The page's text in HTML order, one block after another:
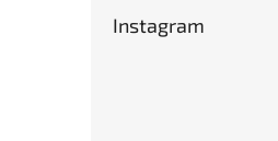
Instagram